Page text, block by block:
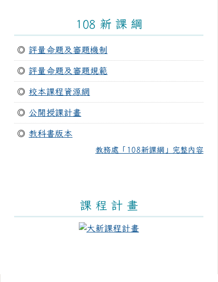
108 新 課 綱
◎ 評量命題及審題機制
◎ 評量命題及審題規範
◎ 校本課程資源網
◎ 公開授課計畫
◎ 教科書版本
教務處「108新課綱」完整內容
課 程 計 畫